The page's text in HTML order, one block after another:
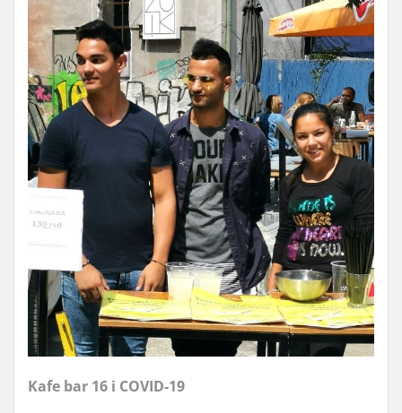
Kafe bar 16 i COVID-19